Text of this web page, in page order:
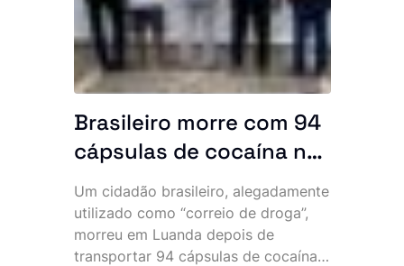
Brasileiro morre com 94
cápsulas de cocaína no
abdómen e SIC
desmantela parte da
rede
Um cidadão brasileiro, alegadamente
utilizado como “correio de droga”,
morreu em Luanda depois de
transportar 94 cápsulas de cocaína